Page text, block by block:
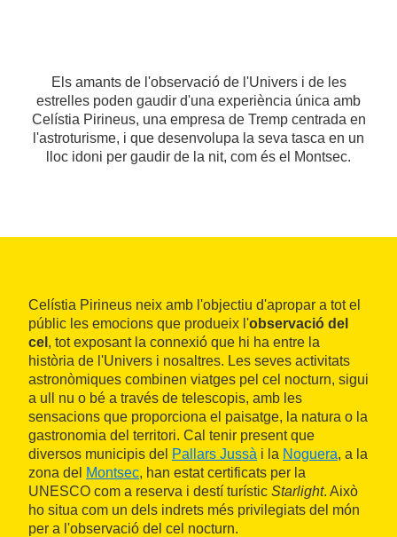
Els amants de l'observació de l'Univers i de les
estrelles poden gaudir d'una experiència única amb
Celístia Pirineus, una empresa de Tremp centrada en
l'astroturisme, i que desenvolupa la seva tasca en un
lloc idoni per gaudir de la nit, com és el Montsec.
Celístia Pirineus neix amb l'objectiu d'apropar a tot el
públic les emocions que produeix l'observació del
cel , tot exposant la connexió que hi ha entre la
història de l'Univers i nosaltres. Les seves activitats
astronòmiques combinen viatges pel cel nocturn, sigui
a ull nu o bé a través de telescopis, amb les
sensacions que proporciona el paisatge, la natura o la
gastronomia del territori. Cal tenir present que
diversos municipis del Pallars Jussà i la Noguera, a la
zona del Montsec, han estat certificats per la
UNESCO com a reserva i destí turístic Starlight. Això
ho situa com un dels indrets més privilegiats del món
per a l'observació del cel nocturn.